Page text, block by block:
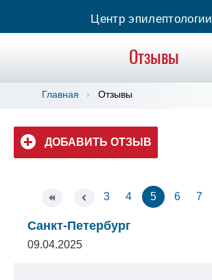
Центр эпилептологии
Отзывы
Главная Отзывы
ДОБАВИТЬ ОТЗЫВ
3 4 5 6 7
Санкт-Петербург
09.04.2025